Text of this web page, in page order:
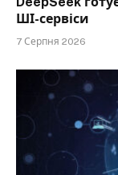
ШІ-сервіси
7 Серпня 2026